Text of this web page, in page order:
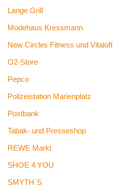
Lange Grill
Modehaus Kressmann
New Circles Fitness und Vitaloft
O2-Store
Pepco
Polizeistation Marienplatz
Postbank
Tabak- und Presseshop
REWE Markt
SHOE 4 YOU
SMYTH`S